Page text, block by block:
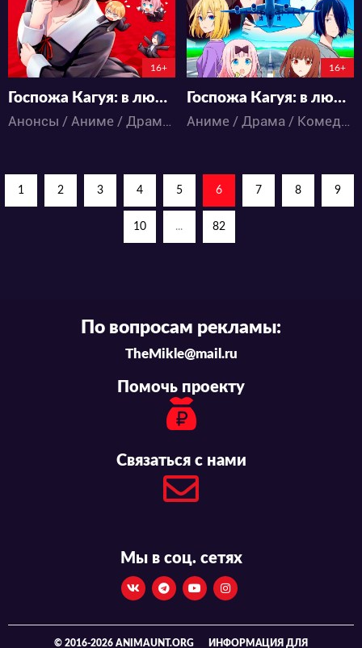
29:4:57:42
16+
Госпожа Кагуя: в любви как на войне. Фильм
Анонсы / Аниме / Драма / Комедия / Романтика / Школа
16+
Госпожа Кагуя: в любви как на войне — Лестница во взрослую жизнь
Аниме / Драма / Комедия / Школа
1 2 3 4 5 6 7 8 9
10 ... 82
По вопросам рекламы:
TheMikle@mail.ru
Помочь проекту
Связаться с нами
Мы в соц. сетях
© 2016-2026 ANIMAUNT.ORG ИНФОРМАЦИЯ ДЛЯ